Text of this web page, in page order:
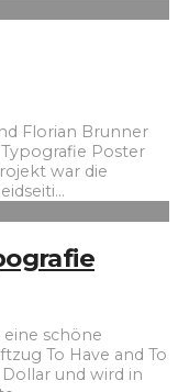
Florian Brunner
Poster
war die
...
schöne
To Have and To
und wird in